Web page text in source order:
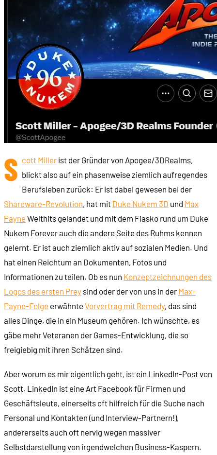
S cott Miller ist der Gründer von Apogee/3DRealms,
blickt also auf ein phasenweise ziemlich aufregendes
Berufsleben zurück: Er ist dabei gewesen bei der
Shareware-Revolution, hat mit Duke Nukem 3D und Max
Payne Welthits gelandet und mit dem Fiasko rund um Duke
Nukem Forever auch die andere Seite des Ruhms kennen
gelernt. Er ist auch ziemlich aktiv auf sozialen Medien. Und
hat einen Reichtum an Dokumenten, Fotos und
Informationen zu teilen. Ob es nun Konzeptzeichnungen des
Logos des ersten Prey sind oder der von uns in der Max-
Payne-Folge erwähnte Vorvertrag mit Remedy, das sind
alles Dinge, die in ein Museum gehören. Ich wünschte, es
gäbe mehr Veteranen der Games-Entwicklung, die so
freigiebig mit ihren Schätzen sind.
Aber worum es mir eigentlich geht, ist ein LinkedIn-Post von
Scott. LinkedIn ist eine Art Facebook für Firmen und
Geschäftsleute, einerseits oft hilfreich für die Suche nach
Personal und Kontakten (und Interview-Partnern!),
andererseits auch oft nervig wegen massiver
Selbstdarstellung von irgendwelchen Business-Kaspern.